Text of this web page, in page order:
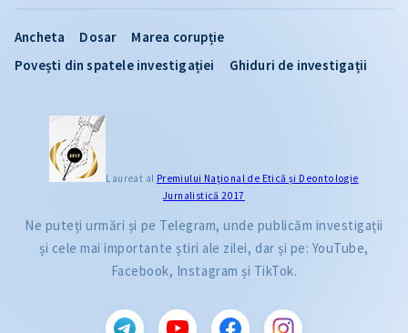
Ancheta Dosar
Marea corupție
Povești din spatele investigației
Ghiduri de investigații
Laureat al Premiului Naţional de Etică și Deontologie
Jurnalistică 2017
Ne puteți urmări și pe Telegram, unde publicăm investigații
și cele mai importante știri ale zilei, dar și pe: YouTube,
Facebook, Instagram și TikTok.